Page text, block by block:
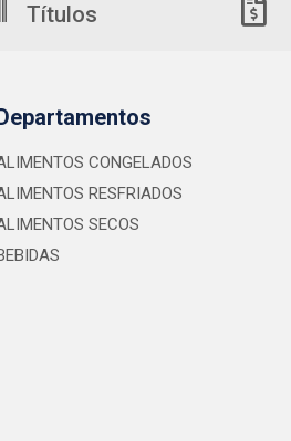
Títulos
CONGELADOS
RESFRIADOS
SECOS